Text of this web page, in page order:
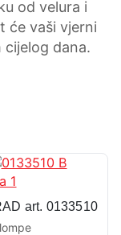
od velura i
će vaši vjerni
dana.
art. 0133510